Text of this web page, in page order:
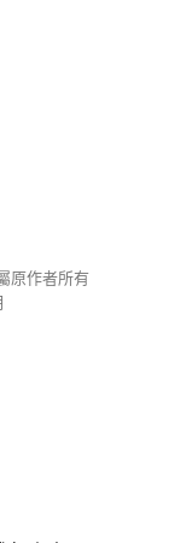
原作者所有